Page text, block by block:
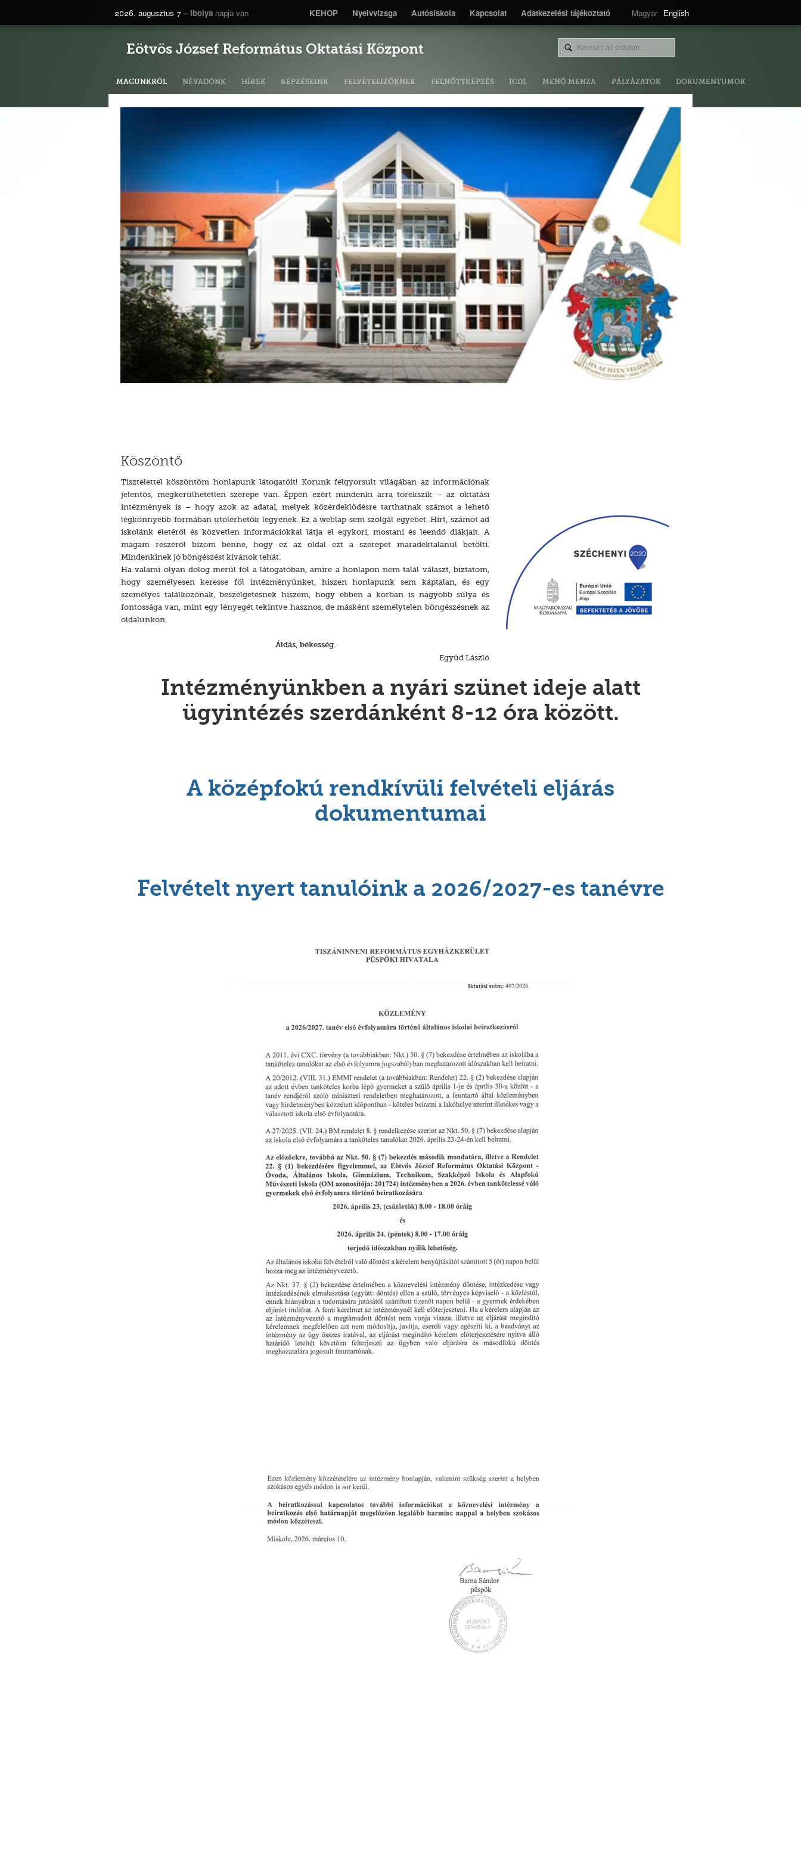
Magyar English
2026. augusztus 7 – Ibolya napja van KEHOP Nyelvvizsga Autósiskola Kapcsolat Adatkezelési tájékoztató
Eötvös József Református Oktatási Központ
MAGUNKRÓL NÉVADÓNK HÍREK KÉPZÉSEINK FELVÉTELIZŐKNEK FELNŐTTKÉPZÉS ICDL MENŐ MENZA PÁLYÁZATOK DOKUMENTUMOK
Köszöntő
Tisztelettel köszöntöm honlapunk látogatóit! Korunk felgyorsult világában az információnak
jelentős, megkerülhetetlen szerepe van. Éppen ezért mindenki arra törekszik – az oktatási
intézmények is – hogy azok az adatai, melyek közérdeklődésre tarthatnak számot a lehető
legkönnyebb formában utolérhetők legyenek. Ez a weblap sem szolgál egyebet. Hírt, számot ad
iskolánk életéről és közvetlen információkkal látja el egykori, mostani és leendő diákjait. A
magam részéről bízom benne, hogy ez az oldal ezt a szerepet maradéktalanul betölti.
Mindenkinek jó böngészést kívánok tehát.
Ha valami olyan dolog merül föl a látogatóban, amire a honlapon nem talál választ, biztatom,
hogy személyesen keresse föl intézményünket, hiszen honlapunk sem káptalan, és egy
személyes találkozónak, beszélgetésnek hiszem, hogy ebben a korban is nagyobb súlya és
fontossága van, mint egy lényegét tekintve hasznos, de másként személytelen böngészésnek az
oldalunkon.
Áldás, békesség.
Együd László
Intézményünkben a nyári szünet ideje alatt
ügyintézés szerdánként 8-12 óra között.
A középfokú rendkívüli felvételi eljárás
dokumentumai
Felvételt nyert tanulóink a 2026/2027-es tanévre